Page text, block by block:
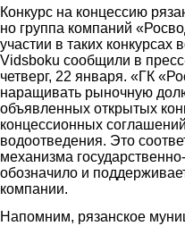
Конкурс на концессию
но группа компаний
участии в таких
Vidsboku сообщили в
четверг, 22 января. «ГК
наращивать рыночную
объявленных открытых
концессионных
водоотведения. Это
механизма
обозначило и
компании.
Напомним, рязанское